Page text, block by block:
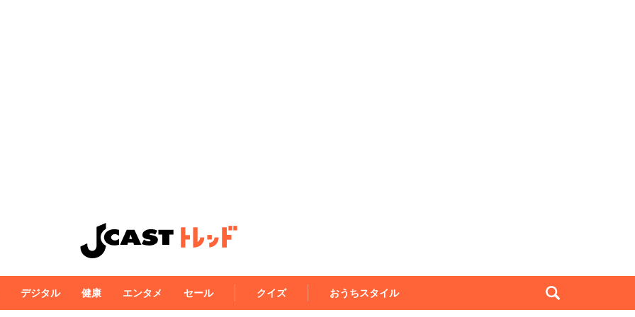
デジタル 健康 エンタメ セール クイズ おうちスタイル